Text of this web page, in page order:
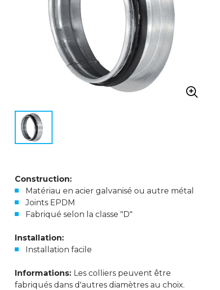
Construction:
Matériau en acier galvanisé ou autre métal
Joints EPDM
Fabriqué selon la classe "D"
Installation:
Installation facile
Informations: Les colliers peuvent être
fabriqués dans d'autres diamètres au choix.